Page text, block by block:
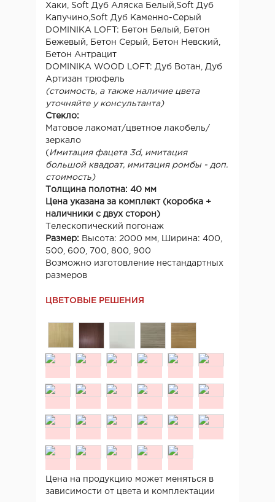
Хаки, Soft Дуб Аляска Белый,Soft Дуб
Капучино,Soft Дуб Каменно-Серый
DOMINIKA LOFT: Бетон Белый, Бетон
Бежевый, Бетон Серый, Бетон Невский,
Бетон Антрацит
DOMINIKA WOOD LOFT: Дуб Вотан, Дуб
Артизан трюфель
(стоимость, а также наличие цвета
уточняйте у консультанта)
Стекло:
Матовое лакомат/цветное лакобель/
зеркало
(Имитация фацета 3d, имитация
большой квадрат, имитация ромбы - доп.
стоимость)
Толщина полотна: 40 мм
Цена указана за комплект (коробка +
наличники с двух сторон)
Телескопический погонаж
Размер: Высота: 2000 мм, Ширина: 400,
500, 600, 700, 800, 900
Возможно изготовление нестандартных
размеров
ЦВЕТОВЫЕ РЕШЕНИЯ
Цена на продукцию может меняться в
зависимости от цвета и комплектации